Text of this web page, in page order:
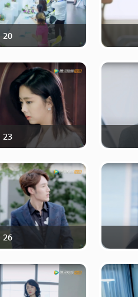
20
23
26